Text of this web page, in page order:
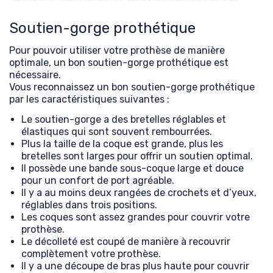
Soutien-gorge prothétique
Pour pouvoir utiliser votre prothèse de manière
optimale, un bon soutien-gorge prothétique est
nécessaire.
Vous reconnaissez un bon soutien-gorge prothétique
par les caractéristiques suivantes :
Le soutien-gorge a des bretelles réglables et
élastiques qui sont souvent rembourrées.
Plus la taille de la coque est grande, plus les
bretelles sont larges pour offrir un soutien optimal.
Il possède une bande sous-coque large et douce
pour un confort de port agréable.
Il y a au moins deux rangées de crochets et d’yeux,
réglables dans trois positions.
Les coques sont assez grandes pour couvrir votre
prothèse.
Le décolleté est coupé de manière à recouvrir
complètement votre prothèse.
Il y a une découpe de bras plus haute pour couvrir